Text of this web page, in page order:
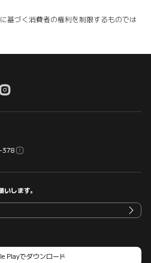
基づく消費者の権利を制限するものでは
378
します。
Playでダウンロード